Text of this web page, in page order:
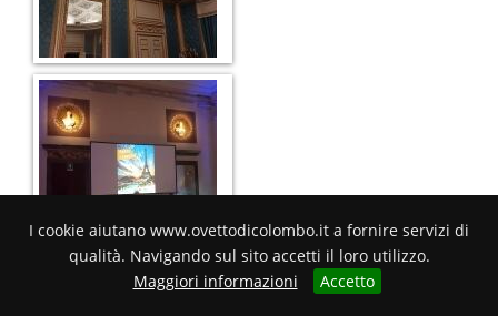
I cookie aiutano www.ovettodicolombo.it a fornire servizi di
qualità. Navigando sul sito accetti il loro utilizzo.
Maggiori informazioni
Accetto